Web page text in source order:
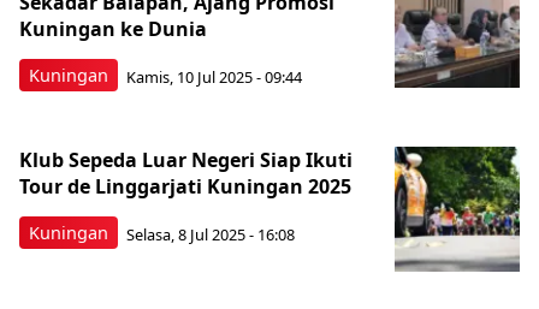
Kuningan
Kuningan ke Dunia
Kamis, 10 Jul 2025 - 09:44
Kuningan
Klub Sepeda Luar Negeri Siap Ikuti
Tour de Linggarjati Kuningan 2025
Selasa, 8 Jul 2025 - 16:08